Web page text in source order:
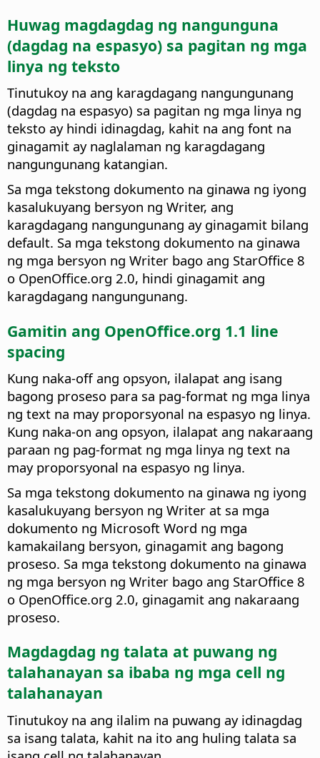
Huwag magdagdag ng nangunguna
(dagdag na espasyo) sa pagitan ng mga
linya ng teksto
Tinutukoy na ang karagdagang nangungunang
(dagdag na espasyo) sa pagitan ng mga linya ng
teksto ay hindi idinagdag, kahit na ang font na
ginagamit ay naglalaman ng karagdagang
nangungunang katangian.
Sa mga tekstong dokumento na ginawa ng iyong
kasalukuyang bersyon ng Writer, ang
karagdagang nangungunang ay ginagamit bilang
default. Sa mga tekstong dokumento na ginawa
ng mga bersyon ng Writer bago ang StarOffice 8
o OpenOffice.org 2.0, hindi ginagamit ang
karagdagang nangungunang.
Gamitin ang OpenOffice.org 1.1 line
spacing
Kung naka-off ang opsyon, ilalapat ang isang
bagong proseso para sa pag-format ng mga linya
ng text na may proporsyonal na espasyo ng linya.
Kung naka-on ang opsyon, ilalapat ang nakaraang
paraan ng pag-format ng mga linya ng text na
may proporsyonal na espasyo ng linya.
Sa mga tekstong dokumento na ginawa ng iyong
kasalukuyang bersyon ng Writer at sa mga
dokumento ng Microsoft Word ng mga
kamakailang bersyon, ginagamit ang bagong
proseso. Sa mga tekstong dokumento na ginawa
ng mga bersyon ng Writer bago ang StarOffice 8
o OpenOffice.org 2.0, ginagamit ang nakaraang
proseso.
Magdagdag ng talata at puwang ng
talahanayan sa ibaba ng mga cell ng
talahanayan
Tinutukoy na ang ilalim na puwang ay idinagdag
sa isang talata, kahit na ito ang huling talata sa